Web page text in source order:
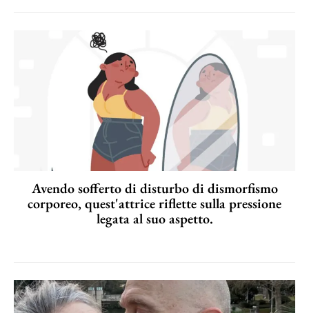
Avendo sofferto di disturbo di dismorfismo
corporeo, quest'attrice riflette sulla pressione
legata al suo aspetto.